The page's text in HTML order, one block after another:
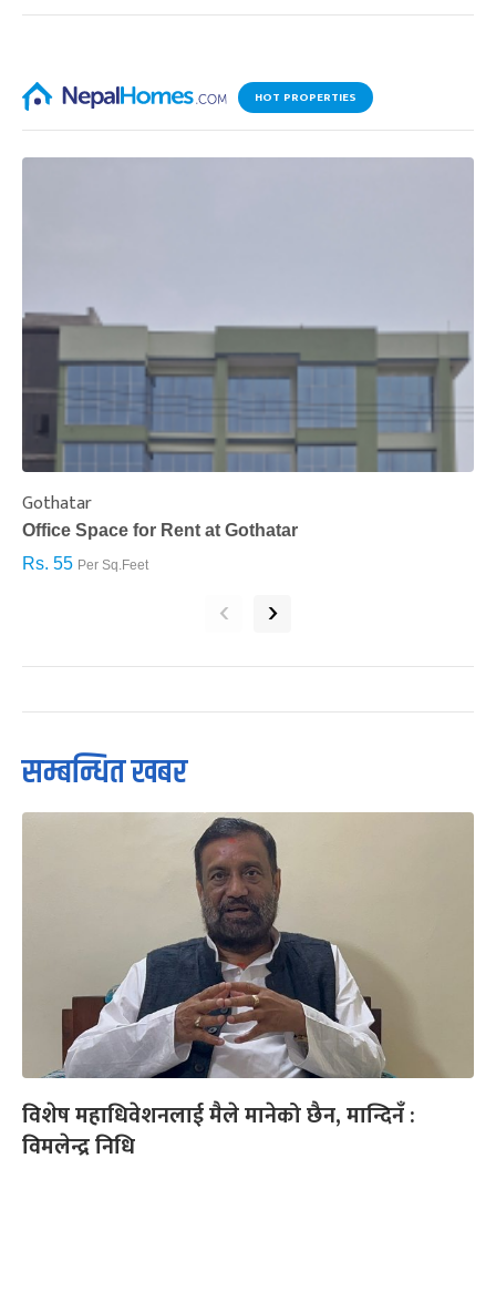
HOT PROPERTIES
Gothatar
Office Space for Rent at Gothatar
Rs. 55 Per Sq.Feet
‹ ›
सम्बन्धित खबर
विशेष महाधिवेशनलाई मैले मानेको छैन, मान्दिनँ :
विमलेन्द्र निधि